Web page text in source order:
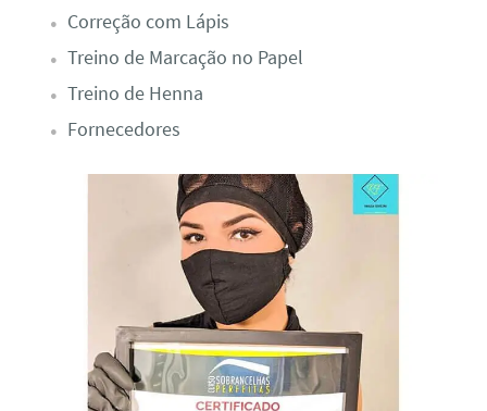
Correção com Lápis
Treino de Marcação no Papel
Treino de Henna
Fornecedores